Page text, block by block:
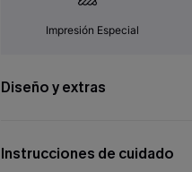
Impresión Especial
Diseño y extras
Instrucciones de cuidado